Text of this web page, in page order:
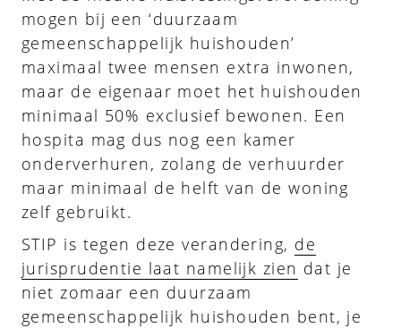
mogen bij een ‘duurzaam
gemeenschappelijk huishouden’
maximaal twee mensen extra inwonen,
maar de eigenaar moet het huishouden
minimaal 50% exclusief bewonen. Een
hospita mag dus nog een kamer
onderverhuren, zolang de verhuurder
maar minimaal de helft van de woning
zelf gebruikt.
STIP is tegen deze verandering, de
jurisprudentie laat namelijk zien dat je
niet zomaar een duurzaam
gemeenschappelijk huishouden bent, je